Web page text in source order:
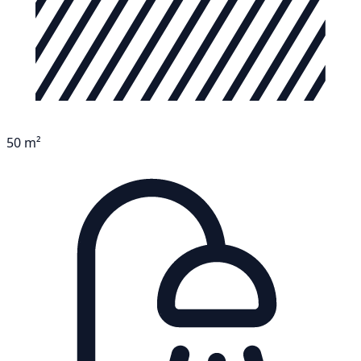
50 m²